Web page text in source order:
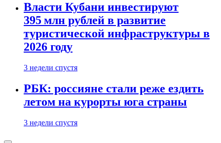
Власти Кубани инвестируют
395 млн рублей в развитие
туристической инфраструктуры в
2026 году
3 недели спустя
РБК: россияне стали реже ездить
летом на курорты юга страны
3 недели спустя